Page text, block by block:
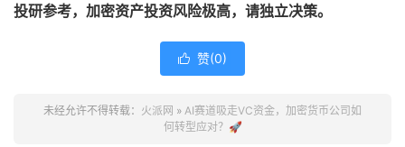
投研参考，加密资产投资风险极高，请独立决策。
 赞(0)
未经允许不得转载： 火派网 » AI赛道吸走VC资金，加密货币公司如
何转型应对？🚀